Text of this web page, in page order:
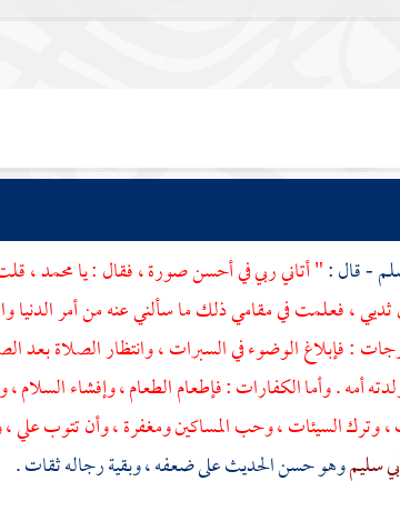
- قال :" أتاني ربي في أحسن صورة ، فقال : يامحمد،
، فعلمت في مقامي ذلك ما سألني عنه من أمر الدنيا
: فإبلاغ الوضوء في السبرات ، وانتظار الصلاة
. وأما الكفارات : فإطعام الطعام ، وإفشاء السلام ،
وترك السيئات ، وحب المساكين ومغفرة ، وأن تتوب علي ،
سليموهو حسن الحديث على ضعفه ، وبقية رجاله ثقات .